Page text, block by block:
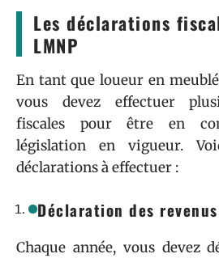
Les déclarations
LMNP
En tant que loueur en
vous devez effectuer
fiscales pour être en
législation en vigueur.
déclarations à effectuer :
Déclaration des revenus
Chaque année, vous devez